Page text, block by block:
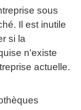
sous
Il est inutile
si la
n'existe
actuelle.